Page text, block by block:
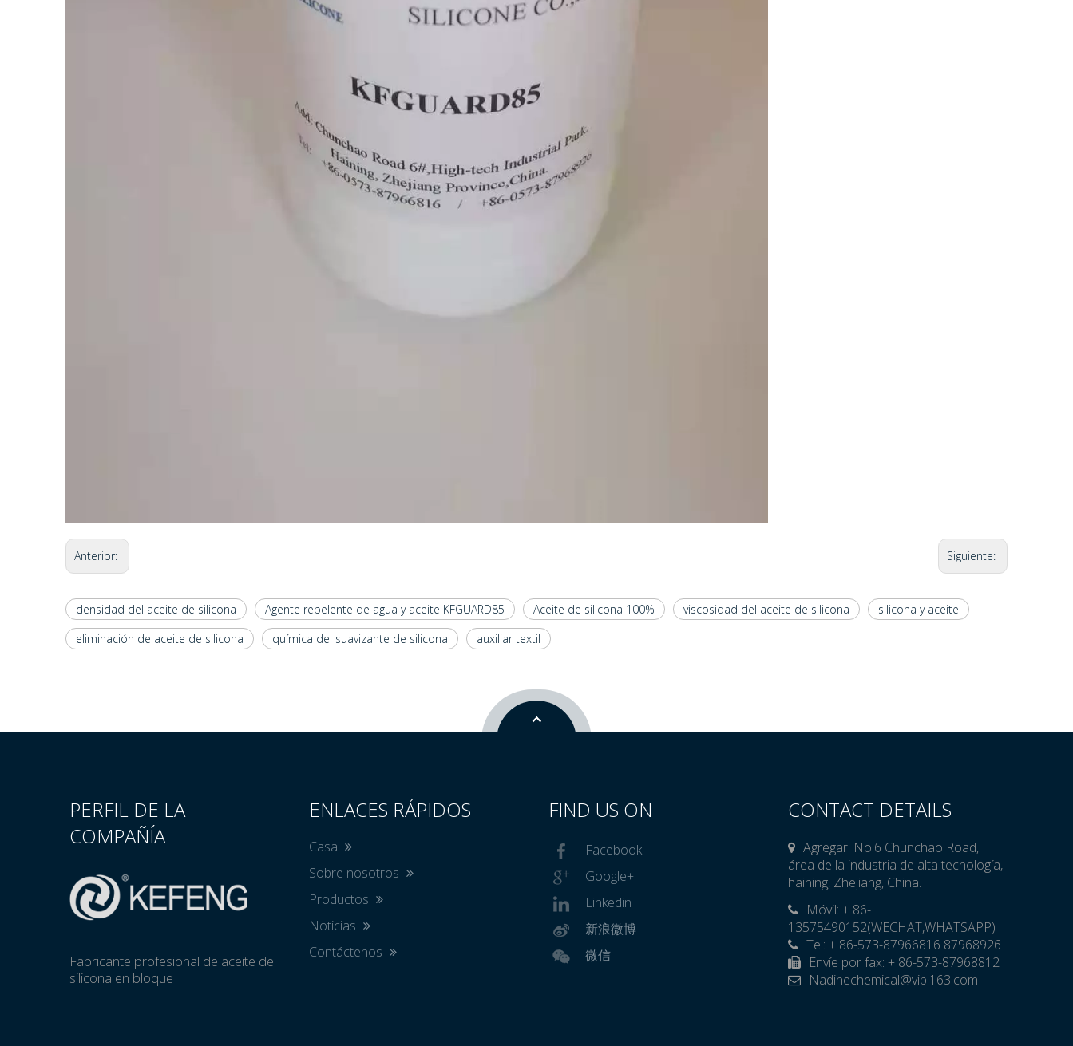
Anterior: Siguiente:
densidad del aceite de silicona Agente repelente de agua y aceite KFGUARD85 Aceite de silicona 100% viscosidad del aceite de silicona
silicona y aceite
eliminación de aceite de silicona
química del suavizante de silicona auxiliar textil
PERFIL DE LA
COMPAÑÍA
Fabricante profesional de aceite de
silicona en bloque
ENLACES RÁPIDOS
Casa
Sobre nosotros
Productos
Noticias
Contáctenos
FIND US ON
Facebook
Google+
Linkedin
新浪微博
微信
CONTACT DETAILS
Agregar: No.6 Chunchao Road,
área de la industria de alta tecnología,
haining, Zhejiang, China.

Móvil: + 86-
13575490152(WECHAT,WHATSAPP)
Tel: + 86-573-87966816 87968926
Envíe por fax: + 86-573-87968812
 Nadinechemical@vip.163.com